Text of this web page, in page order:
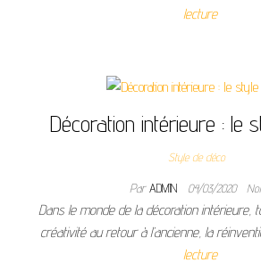
lecture
Décoration intérieure : le
Style de déco
ParADMIN 04/03/2020
Dans le monde de la décoration intérieure,
créativité au retour à l’ancienne, la
lecture